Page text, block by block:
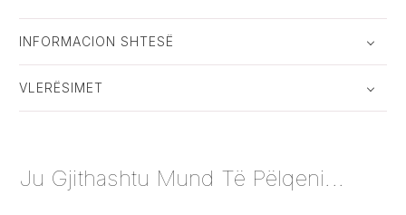
INFORMACION SHTESË
VLERËSIMET
Ju Gjithashtu Mund Të Pëlqeni...